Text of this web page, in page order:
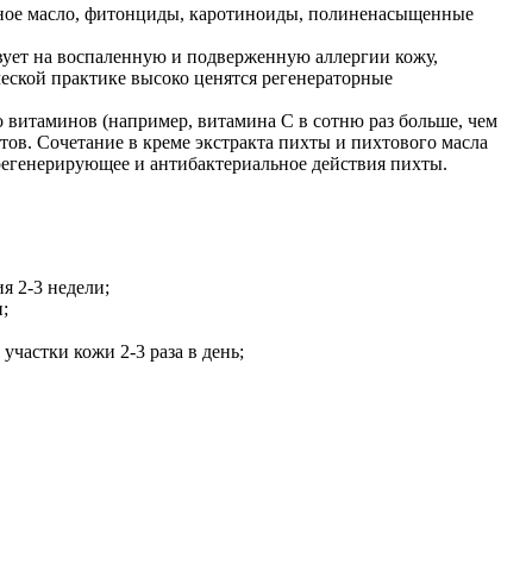
масло, фитонциды, каротиноиды, полиненасыщенные
на воспаленную и подверженную аллергии кожу,
практике высоко ценятся регенераторные
витаминов (например, витамина С в сотню раз больше, чем
Сочетание в креме экстракта пихты и пихтового масла
и антибактериальное действия пихты.
2-3 недели;
кожи 2-3 раза в день;